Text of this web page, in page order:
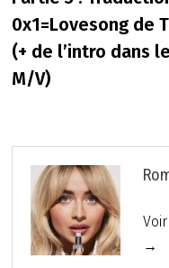
de
l’article
0x1=Lovesong de
(+ de l’intro dans le
M/V)
→